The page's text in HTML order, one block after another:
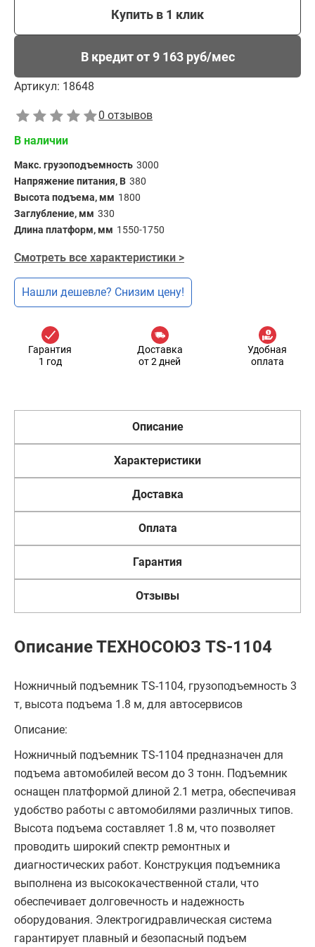
Купить в 1 клик
В кредит от 9 163 руб/мес
Артикул: 18648
0 отзывов
В наличии
Макс. грузоподъемность 3000
Напряжение питания, В 380
Высота подъема, мм 1800
Заглубление, мм 330
Длина платформ, мм 1550-1750
Смотреть все характеристики >
Нашли дешевле? Снизим цену!
Гарантия
1 год
Доставка
от 2 дней
Удобная
оплата
Описание
Характеристики
Доставка
Оплата
Гарантия
Отзывы
Описание ТЕХНОСОЮЗ TS-1104
Ножничный подъемник TS-1104, грузоподъемность 3
т, высота подъема 1.8 м, для автосервисов
Описание:
Ножничный подъемник TS-1104 предназначен для
подъема автомобилей весом до 3 тонн. Подъемник
оснащен платформой длиной 2.1 метра, обеспечивая
удобство работы с автомобилями различных типов.
Высота подъема составляет 1.8 м, что позволяет
проводить широкий спектр ремонтных и
диагностических работ. Конструкция подъемника
выполнена из высококачественной стали, что
обеспечивает долговечность и надежность
оборудования. Электрогидравлическая система
гарантирует плавный и безопасный подъем